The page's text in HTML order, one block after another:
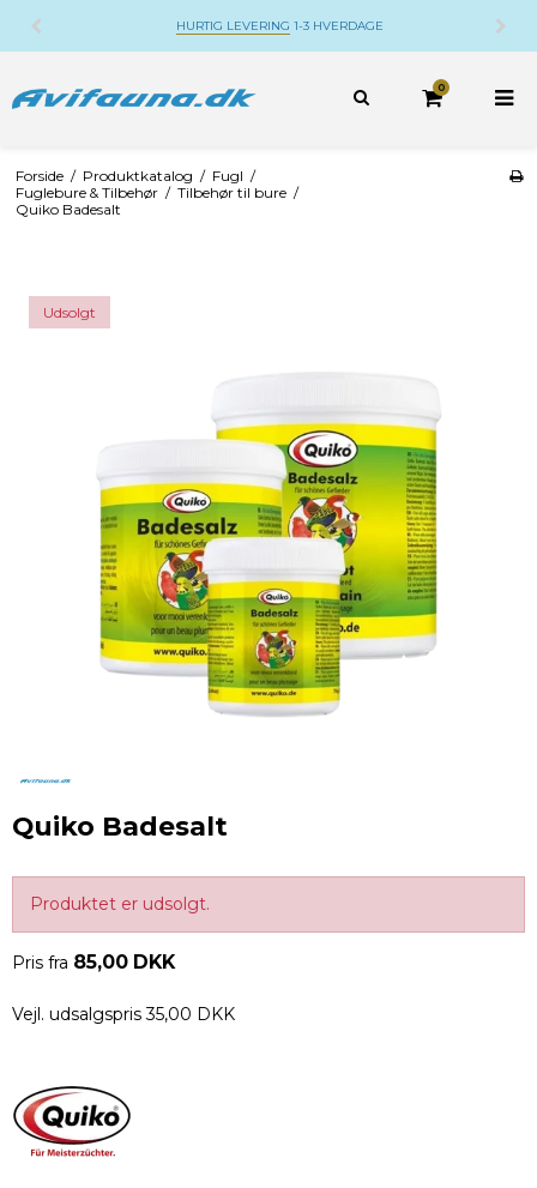
HURTIG LEVERING 1-3 HVERDAGE
0
Forside / Produktkatalog / Fugl /
Fuglebure & Tilbehør / Tilbehør til bure /
Quiko Badesalt
Udsolgt
Quiko Badesalt
Produktet er udsolgt.
Pris fra 85,00 DKK
Vejl. udsalgspris 35,00 DKK